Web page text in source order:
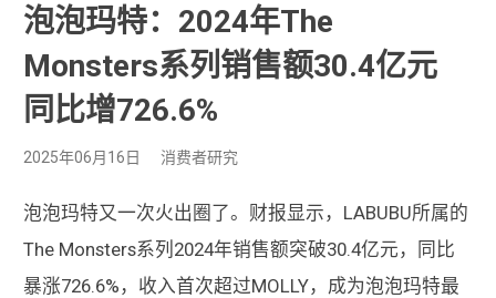
泡泡玛特：2024年The
Monsters系列销售额30.4亿元
同比增726.6%
2025年06月16日 消费者研究
泡泡玛特又一次火出圈了。财报显示，LABUBU所属的
The Monsters系列2024年销售额突破30.4亿元，同比
暴涨726.6%，收入首次超过MOLLY，成为泡泡玛特最